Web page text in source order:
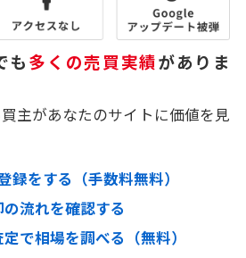
も多くの売買実績がありま
主があなたのサイトに価値を見
録をする（手数料無料）
流れを確認する
で相場を調べる（無料）